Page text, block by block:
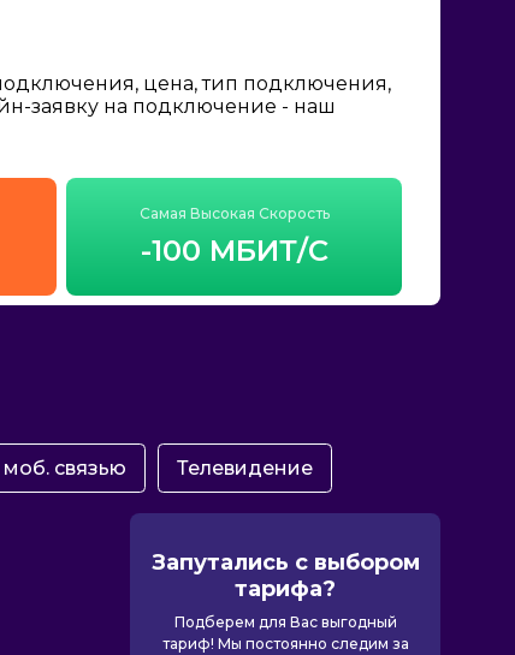
цена, тип подключения,
заявку на подключение - наш
Самая Высокая Скорость
-100 МБИТ/С
связью Телевидение
Запутались с выбором
тарифа?
Подберем для Вас выгодный
тариф! Мы постоянно следим за